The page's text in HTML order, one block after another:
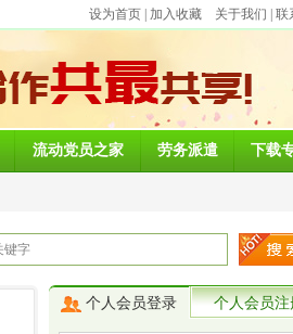
设为首页 加入收藏 关于我们 联
流动党员之家 劳务派遣 下载
个人会员登录 个人会员注